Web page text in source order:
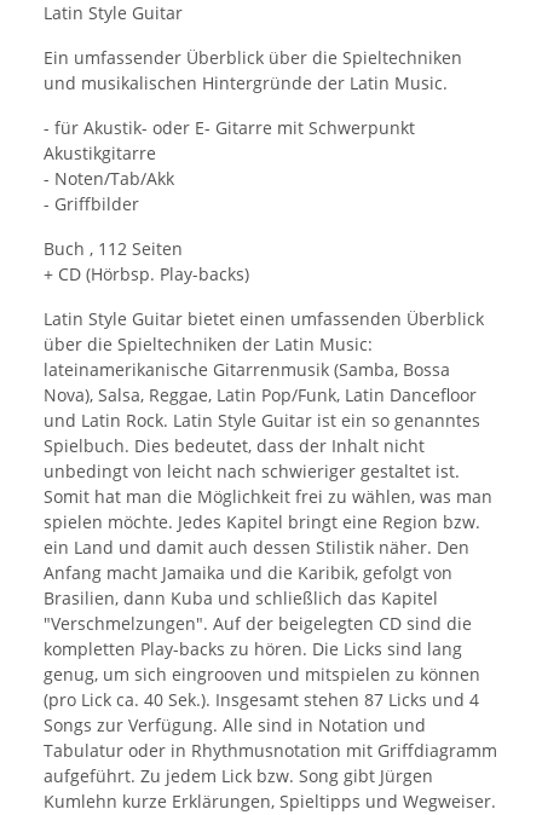
Latin Style Guitar
Ein umfassender Überblick über die Spieltechniken
und musikalischen Hintergründe der Latin Music.
- für Akustik- oder E- Gitarre mit Schwerpunkt
Akustikgitarre
- Noten/Tab/Akk
- Griffbilder
Buch , 112 Seiten
+ CD (Hörbsp. Play-backs)
Latin Style Guitar bietet einen umfassenden Überblick
über die Spieltechniken der Latin Music:
lateinamerikanische Gitarrenmusik (Samba, Bossa
Nova), Salsa, Reggae, Latin Pop/Funk, Latin Dancefloor
und Latin Rock. Latin Style Guitar ist ein so genanntes
Spielbuch. Dies bedeutet, dass der Inhalt nicht
unbedingt von leicht nach schwieriger gestaltet ist.
Somit hat man die Möglichkeit frei zu wählen, was man
spielen möchte. Jedes Kapitel bringt eine Region bzw.
ein Land und damit auch dessen Stilistik näher. Den
Anfang macht Jamaika und die Karibik, gefolgt von
Brasilien, dann Kuba und schließlich das Kapitel
"Verschmelzungen". Auf der beigelegten CD sind die
kompletten Play-backs zu hören. Die Licks sind lang
genug, um sich eingrooven und mitspielen zu können
(pro Lick ca. 40 Sek.). Insgesamt stehen 87 Licks und 4
Songs zur Verfügung. Alle sind in Notation und
Tabulatur oder in Rhythmusnotation mit Griffdiagramm
aufgeführt. Zu jedem Lick bzw. Song gibt Jürgen
Kumlehn kurze Erklärungen, Spieltipps und Wegweiser.